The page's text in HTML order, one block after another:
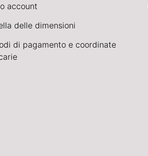
account
delle dimensioni
di pagamento e coordinate